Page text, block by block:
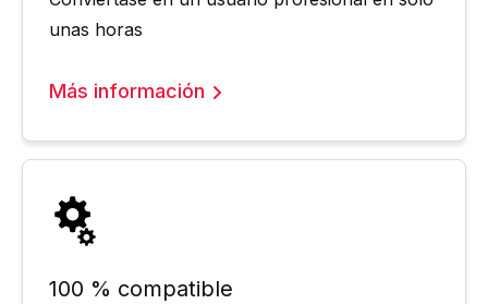
unas horas
Más información
100 % compatible